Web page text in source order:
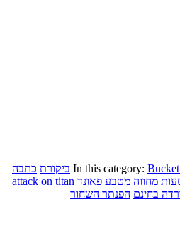
In this category: ביקורת כתבה
מחווה מטבע פאונד attack on titan
בחינם הפנתר השחור